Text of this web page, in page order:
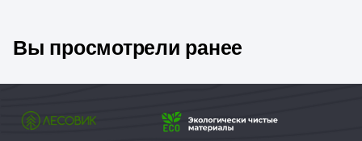
Вы просмотрели ранее